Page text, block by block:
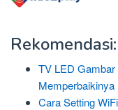
Rekomendasi:
TV LED
Memperbaikinya
Cara Setting